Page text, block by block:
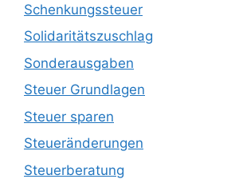
Schenkungssteuer
Solidaritätszuschlag
Sonderausgaben
Steuer Grundlagen
Steuer sparen
Steueränderungen
Steuerberatung